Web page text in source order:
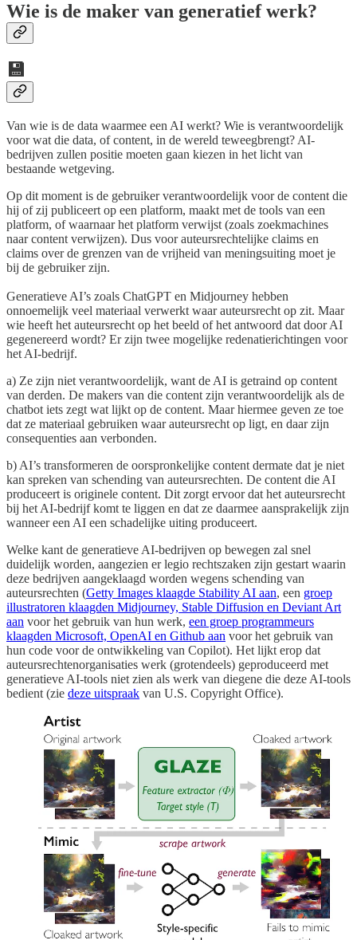
Wie is de maker van generatief werk?
💾
Van wie is de data waarmee een AI werkt? Wie is verantwoordelijk
voor wat die data, of content, in de wereld teweegbrengt? AI-
bedrijven zullen positie moeten gaan kiezen in het licht van
bestaande wetgeving.
Op dit moment is de gebruiker verantwoordelijk voor de content die
hij of zij publiceert op een platform, maakt met de tools van een
platform, of waarnaar het platform verwijst (zoals zoekmachines
naar content verwijzen). Dus voor auteursrechtelijke claims en
claims over de grenzen van de vrijheid van meningsuiting moet je
bij de gebruiker zijn.
Generatieve AI’s zoals ChatGPT en Midjourney hebben
onnoemelijk veel materiaal verwerkt waar auteursrecht op zit. Maar
wie heeft het auteursrecht op het beeld of het antwoord dat door AI
gegenereerd wordt? Er zijn twee mogelijke redenatierichtingen voor
het AI-bedrijf.
a) Ze zijn niet verantwoordelijk, want de AI is getraind op content
van derden. De makers van die content zijn verantwoordelijk als de
chatbot iets zegt wat lijkt op de content. Maar hiermee geven ze toe
dat ze materiaal gebruiken waar auteursrecht op ligt, en daar zijn
consequenties aan verbonden.
b) AI’s transformeren de oorspronkelijke content dermate dat je niet
kan spreken van schending van auteursrechten. De content die AI
produceert is originele content. Dit zorgt ervoor dat het auteursrecht
bij het AI-bedrijf komt te liggen en dat ze daarmee aansprakelijk zijn
wanneer een AI een schadelijke uiting produceert.
Welke kant de generatieve AI-bedrijven op bewegen zal snel
duidelijk worden, aangezien er legio rechtszaken zijn gestart waarin
deze bedrijven aangeklaagd worden wegens schending van
auteursrechten (Getty Images klaagde Stability AI aan, een groep
illustratoren klaagden Midjourney, Stable Diffusion en Deviant Art
aan voor het gebruik van hun werk, een groep programmeurs
klaagden Microsoft, OpenAI en Github aan voor het gebruik van
hun code voor de ontwikkeling van Copilot). Het lijkt erop dat
auteursrechtenorganisaties werk (grotendeels) geproduceerd met
generatieve AI-tools niet zien als werk van diegene die deze AI-tools
bedient (zie deze uitspraak van U.S. Copyright Office).